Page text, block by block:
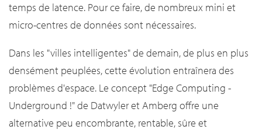
temps de latence. Pour ce faire, de nombreux mini et
micro-centres de données sont nécessaires.
Dans les "villes intelligentes" de demain, de plus en plus
densément peuplées, cette évolution entraînera des
problèmes d'espace. Le concept "Edge Computing -
Underground !" de Datwyler et Amberg offre une
alternative peu encombrante, rentable, sûre et